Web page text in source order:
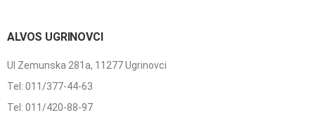
ALVOS UGRINOVCI
Ul Zemunska 281a, 11277 Ugrinovci
Tel: 011/377-44-63
Tel: 011/420-88-97